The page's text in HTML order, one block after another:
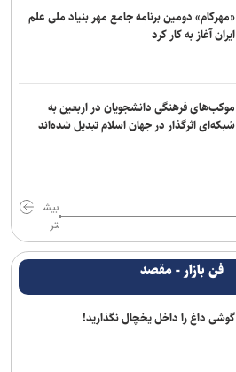
«مهرکام» دومین برنامه جامع مهر بنیاد ملی علم
ایران آغاز به کار کرد
موکب‌های فرهنگی دانشجویان در اربعین به
شبکه‌ای اثرگذار در جهان اسلام تبدیل شده‌اند
بیش
تر
فن بازار - مقصد
گوشی داغ را داخل یخچال نگذارید!